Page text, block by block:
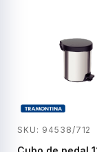
SKU: 94538/712